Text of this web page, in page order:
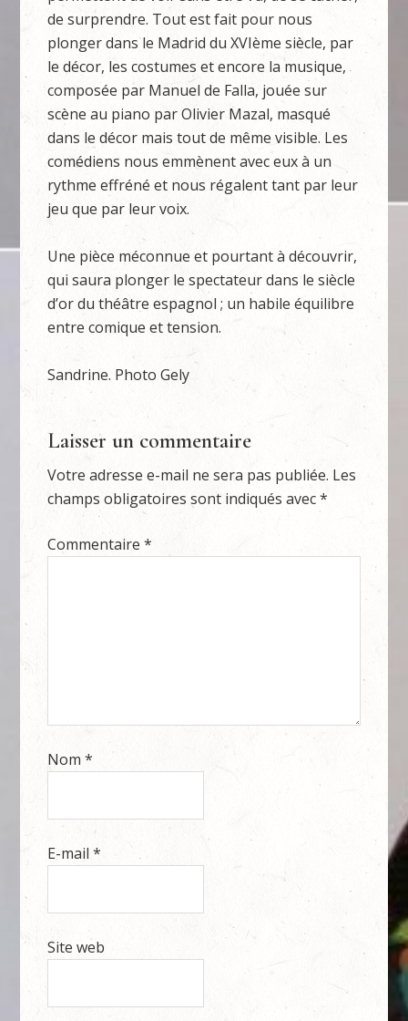
de surprendre. Tout est fait pour nous
plonger dans le Madrid du XVIème siècle, par
le décor, les costumes et encore la musique,
composée par Manuel de Falla, jouée sur
scène au piano par Olivier Mazal, masqué
dans le décor mais tout de même visible. Les
comédiens nous emmènent avec eux à un
rythme effréné et nous régalent tant par leur
jeu que par leur voix.
Une pièce méconnue et pourtant à découvrir,
qui saura plonger le spectateur dans le siècle
d’or du théâtre espagnol ; un habile équilibre
entre comique et tension.
Sandrine. Photo Gely
Laisser un commentaire
Votre adresse e-mail ne sera pas publiée. Les
champs obligatoires sont indiqués avec*
Commentaire*
Nom*
E-mail*
Site web